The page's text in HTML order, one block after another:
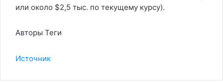
или около $2,5 тыс. по текущему курсу).
Авторы Теги
Источник